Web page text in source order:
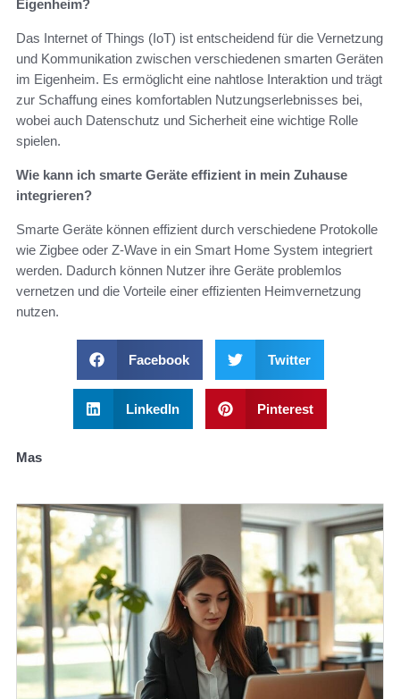
Eigenheim?
Das Internet of Things (IoT) ist entscheidend für die Vernetzung
und Kommunikation zwischen verschiedenen smarten Geräten
im Eigenheim. Es ermöglicht eine nahtlose Interaktion und trägt
zur Schaffung eines komfortablen Nutzungserlebnisses bei,
wobei auch Datenschutz und Sicherheit eine wichtige Rolle
spielen.
Wie kann ich smarte Geräte effizient in mein Zuhause
integrieren?
Smarte Geräte können effizient durch verschiedene Protokolle
wie Zigbee oder Z-Wave in ein Smart Home System integriert
werden. Dadurch können Nutzer ihre Geräte problemlos
vernetzen und die Vorteile einer effizienten Heimvernetzung
nutzen.
Facebook Twitter
LinkedIn Pinterest
Mas